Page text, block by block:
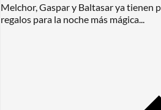
Melchor, Gaspar y Baltasar ya tienen
regalos para la noche más mágica...